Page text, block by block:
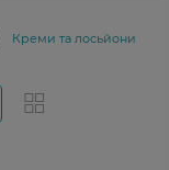
Креми та лосьйони для